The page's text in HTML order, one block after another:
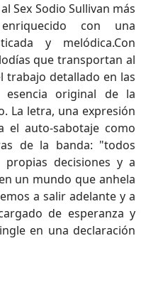
Sex Sodio Sullivan más
con una
y melódica.Con
que transportan al
trabajo detallado en las
original de la
La letra, una expresión
el auto-sabotaje como
de la banda: "todos
decisiones y a
un mundo que anhela
a salir adelante y a
de esperanza y
en una declaración